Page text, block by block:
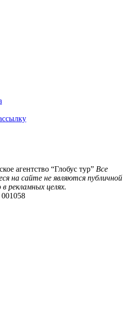
агентство “Глобус тур” Все
на сайте не являются публичной
рекламных целях.